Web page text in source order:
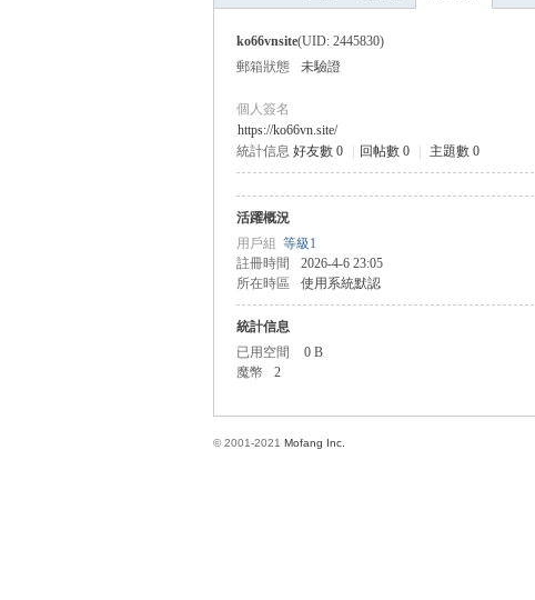
ko66vnsite(UID: 2445830)
郵箱狀態
未驗證
個人簽名
https://ko66vn.site/
統計信息 好友數 0 回帖數 0 主題數 0
活躍概況
用戶組 等級1
註冊時間
2026-4-6 23:05
所在時區
使用系統默認
統計信息
已用空間
0 B
魔幣
2
© 2001-2021 Mofang Inc.